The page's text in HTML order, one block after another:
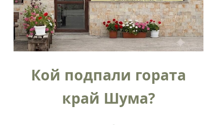
Кой подпали гората
край Шума?